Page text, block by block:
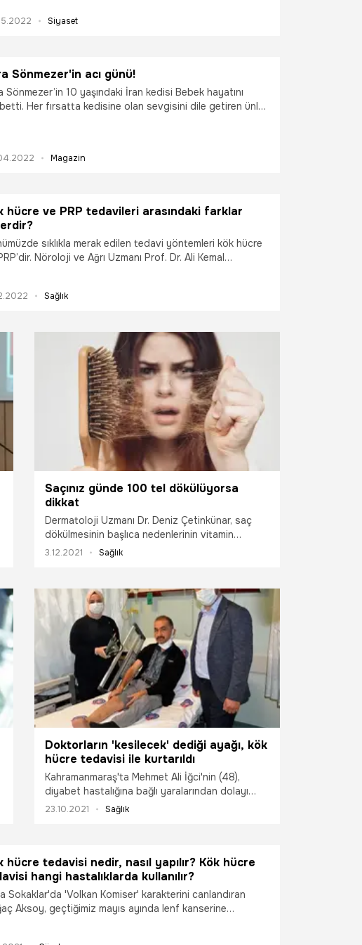
yeni iş birlikleri ve projelerle, Kızılay'ın operasyonel
Siyaset
Sönmezer'in acı günü!
Sönmezer’in 10 yaşındaki İran kedisi Bebek hayatını
Her fırsatta kedisine olan sevgisini dile getiren ünlü
Magazin
hücre ve PRP tedavileri arasındaki farklar
sıklıkla merak edilen tedavi yöntemleri kök hücre
Nöroloji ve Ağrı Uzmanı Prof. Dr. Ali Kemal
Sağlık
Saçınız günde 100 tel dökülüyorsa
dikkat
Dermatoloji Uzmanı Dr. Deniz Çetinkünar, saç
dökülmesinin başlıca nedenlerinin vitamin
eksiklikleri, sıkı diyet, ilaçlar, yüksek ateş,
stres olduğunu belirtti.
3.12.2021 Sağlık
Doktorların 'kesilecek' dediği ayağı, kök
hücre tedavisi ile kurtarıldı
Kahramanmaraş'ta Mehmet Ali İğci'nin (48),
diyabet hastalığına bağlı yaralarından dolayı
ortopedi doktorunun 'diz altından kesilecek'
Üyesi Doç. Dr. Mehmet Kirişci'nin uyguladığı kök
hücre tedavisiyle kurtarıldı.
23.10.2021 Sağlık
hücre tedavisi nedir, nasıl yapılır? Kök hücre
hangi hastalıklarda kullanılır?
Sokaklar'da 'Volkan Komiser' karakterini canlandıran
Aksoy, geçtiğimiz mayıs ayında lenf kanserine